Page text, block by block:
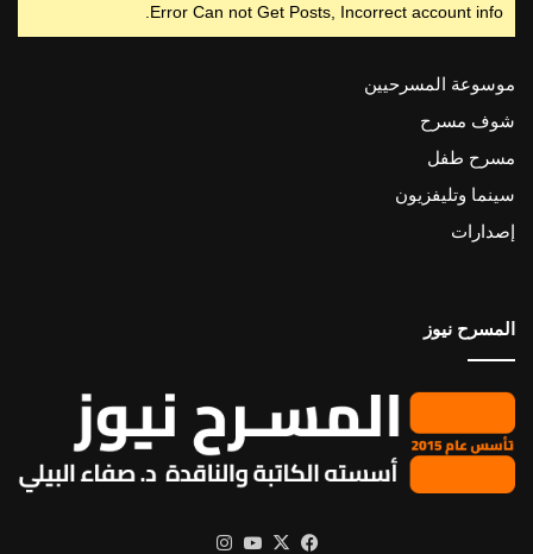
Error Can not Get Posts, Incorrect account info.
موسوعة المسرحيين
شوف مسرح
مسرح طفل
سينما وتليفزيون
إصدارات
المسرح نيوز
فيسبوك
X يوتيوب